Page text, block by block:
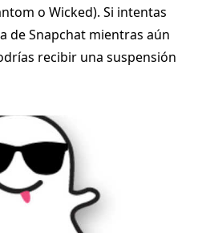
o Wicked). Si intentas
de Snapchat mientras aún
recibir una suspensión